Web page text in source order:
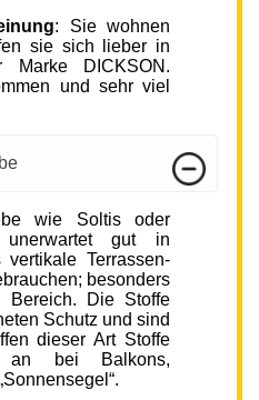
: Sie wohnen
sie sich lieber in
Marke DICKSON.
und sehr viel
wie Soltis oder
unerwartet gut in
Terrassen-
besonders
Bereich. Die Stoffe
Schutz und sind
dieser Art Stoffe
an bei Balkons,